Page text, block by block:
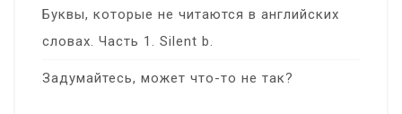
Буквы, которые не читаются в английских
словах. Часть 1. Silent b.
Задумайтесь, может что-то не так?